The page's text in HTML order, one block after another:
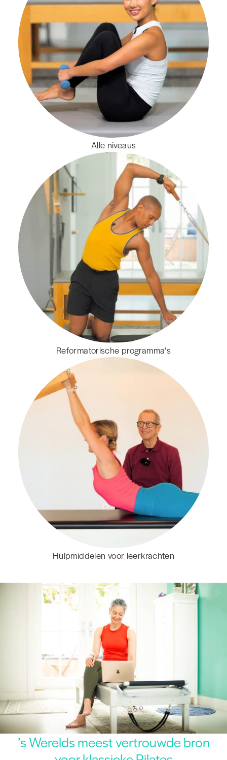
Alle niveaus
Reformatorische programma's
Hulpmiddelen voor leerkrachten
’s Werelds meest vertrouwde bron